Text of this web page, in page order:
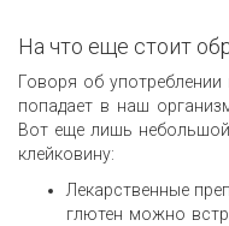
На что еще стоит
Говоря об
попадает в наш
Вот еще лишь
клейковину:
Лекарственные
глютен можно